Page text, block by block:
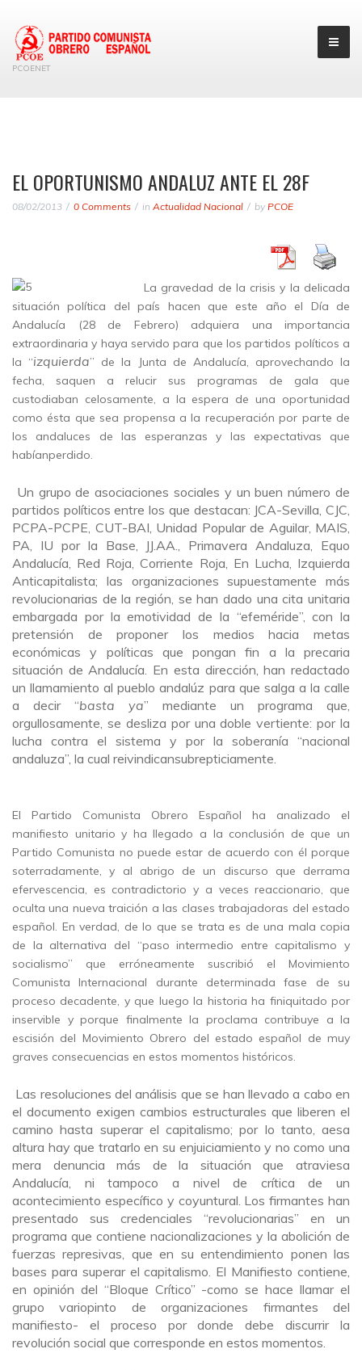
PCOENET
EL OPORTUNISMO ANDALUZ ANTE EL 28F
08/02/2013 0 Comments in Actualidad Nacional by PCOE
La gravedad de la crisis y la delicada
situación política del país hacen que este año el Día de
Andalucía (28 de Febrero) adquiera una importancia
extraordinaria y haya servido para que los partidos políticos a
la “izquierda” de la Junta de Andalucía, aprovechando la
fecha, saquen a relucir sus programas de gala que
custodiaban celosamente, a la espera de una oportunidad
como ésta que sea propensa a la recuperación por parte de
los andaluces de las esperanzas y las expectativas que
habíanperdido.
Un grupo de asociaciones sociales y un buen número de
partidos políticos entre los que destacan: JCA-Sevilla, CJC,
PCPA-PCPE, CUT-BAI, Unidad Popular de Aguilar, MAIS,
PA, IU por la Base, JJ.AA., Primavera Andaluza, Equo
Andalucía, Red Roja, Corriente Roja, En Lucha, Izquierda
Anticapitalista; las organizaciones supuestamente más
revolucionarias de la región, se han dado una cita unitaria
embargada por la emotividad de la “efeméride”, con la
pretensión de proponer los medios hacia metas
económicas y políticas que pongan fin a la precaria
situación de Andalucía. En esta dirección, han redactado
un llamamiento al pueblo andalúz para que salga a la calle
a decir “basta ya” mediante un programa que,
orgullosamente, se desliza por una doble vertiente: por la
lucha contra el sistema y por la soberanía “nacional
andaluza”, la cual reivindicansubrepticiamente.
El Partido Comunista Obrero Español ha analizado el
manifiesto unitario y ha llegado a la conclusión de que un
Partido Comunista no puede estar de acuerdo con él porque
soterradamente, y al abrigo de un discurso que derrama
efervescencia, es contradictorio y a veces reaccionario, que
oculta una nueva traición a las clases trabajadoras del estado
español. En verdad, de lo que se trata es de una mala copia
de la alternativa del “paso intermedio entre capitalismo y
socialismo” que erróneamente suscribió el Movimiento
Comunista Internacional durante determinada fase de su
proceso decadente, y que luego la historia ha finiquitado por
inservible y porque finalmente la proclama contribuye a la
escisión del Movimiento Obrero del estado español de muy
graves consecuencias en estos momentos históricos.
Las resoluciones del análisis que se han llevado a cabo en
el documento exigen cambios estructurales que liberen el
camino hasta superar el capitalismo; por lo tanto, aesa
altura hay que tratarlo en su enjuiciamiento y no como una
mera denuncia más de la situación que atraviesa
Andalucía, ni tampoco a nivel de crítica de un
acontecimiento específico y coyuntural. Los firmantes han
presentado sus credenciales “revolucionarias” en un
programa que contiene nacionalizaciones y la abolición de
fuerzas represivas, que en su entendimiento ponen las
bases para superar el capitalismo. El Manifiesto contiene,
en opinión del “Bloque Crítico” -como se hace llamar el
grupo variopinto de organizaciones firmantes del
manifiesto- el proceso por donde debe discurrir la
revolución social que corresponde en estos momentos